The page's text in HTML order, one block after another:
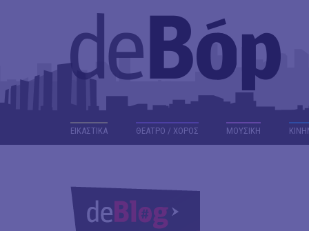
ΕΙΚΑΣΤΙΚΑ ΘΕΑΤΡΟ / ΧΟΡΟΣ ΜΟΥΣΙΚΗ